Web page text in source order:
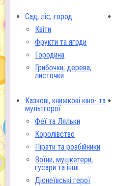
Сад, ліс, город
Квіти
Фрукти та ягоди
Городина
Грибочки, дерева,
листочки
Казкові, книжкові кіно- та
мультгерої
Феї та Ляльки
Королівство
Пірати та розбійники
Воїни, мушкетери,
гусари та інші
Діснеївські герої